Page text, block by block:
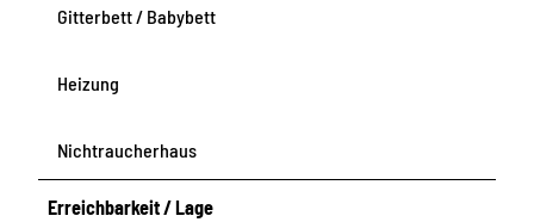
Gitterbett / Babybett
Heizung
Nichtraucherhaus
Erreichbarkeit / Lage